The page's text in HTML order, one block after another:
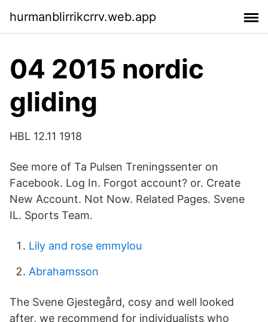
hurmanblirrikcrrv.web.app
04 2015 nordic
gliding
HBL 12.11 1918
See more of Ta Pulsen Treningssenter on
Facebook. Log In. Forgot account? or. Create
New Account. Not Now. Related Pages. Svene
IL. Sports Team.
Lily and rose emmylou
Abrahamsson
The Svene Gjestegård, cosy and well looked
after, we recommend for individualists who